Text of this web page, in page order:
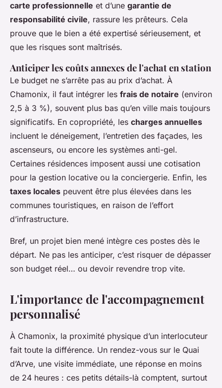
carte professionnelle et d’une garantie de
responsabilité civile, rassure les prêteurs. Cela
prouve que le bien a été expertisé sérieusement, et
que les risques sont maîtrisés.
Anticiper les coûts annexes de l'achat en station
Le budget ne s’arrête pas au prix d’achat. À
Chamonix, il faut intégrer les frais de notaire (environ
2,5 à 3 %), souvent plus bas qu’en ville mais toujours
significatifs. En copropriété, les charges annuelles
incluent le déneigement, l’entretien des façades, les
ascenseurs, ou encore les systèmes anti-gel.
Certaines résidences imposent aussi une cotisation
pour la gestion locative ou la conciergerie. Enfin, les
taxes locales peuvent être plus élevées dans les
communes touristiques, en raison de l’effort
d’infrastructure.
Bref, un projet bien mené intègre ces postes dès le
départ. Ne pas les anticiper, c’est risquer de dépasser
son budget réel… ou devoir revendre trop vite.
L'importance de l'accompagnement
personnalisé
À Chamonix, la proximité physique d’un interlocuteur
fait toute la différence. Un rendez-vous sur le Quai
d’Arve, une visite immédiate, une réponse en moins
de 24 heures : ces petits détails-là comptent, surtout